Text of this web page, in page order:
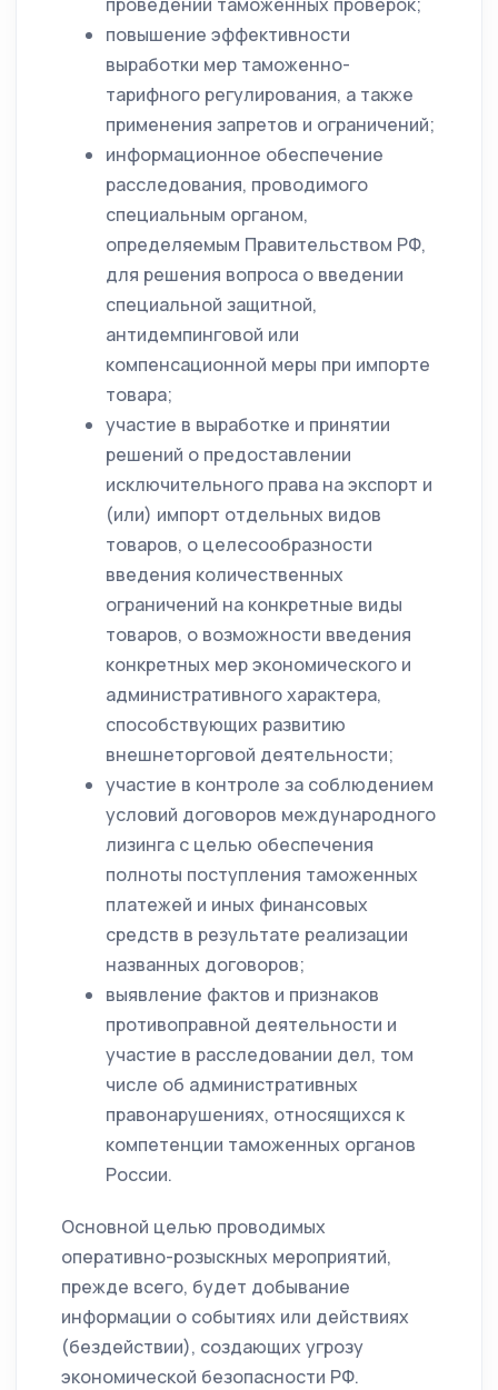
повышение эффективности
выработки мер таможенно-
тарифного регулирования, а также
применения запретов и ограничений;
информационное обеспечение
расследования, проводимого
специальным органом,
определяемым Правительством РФ,
для решения вопроса о введении
специальной защитной,
антидемпинговой или
компенсационной меры при импорте
товара;
участие в выработке и принятии
решений о предоставлении
исключительного права на экспорт и
(или) импорт отдельных видов
товаров, о целесообразности
введения количественных
ограничений на конкретные виды
товаров, о возможности введения
конкретных мер экономического и
административного характера,
способствующих развитию
внешнеторговой деятельности;
участие в контроле за соблюдением
условий договоров международного
лизинга с целью обеспечения
полноты поступления таможенных
платежей и иных финансовых
средств в результате реализации
названных договоров;
выявление фактов и признаков
противоправной деятельности и
участие в расследовании дел, том
числе об административных
правонарушениях, относящихся к
компетенции таможенных органов
России.
Основной целью проводимых
оперативно-розыскных мероприятий,
прежде всего, будет добывание
информации о событиях или действиях
(бездействии), создающих угрозу
экономической безопасности РФ.